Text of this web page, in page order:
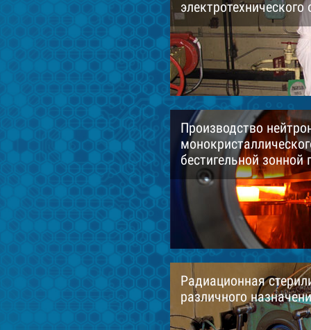
Производство
бестигельной зонной
Радиационная
различного